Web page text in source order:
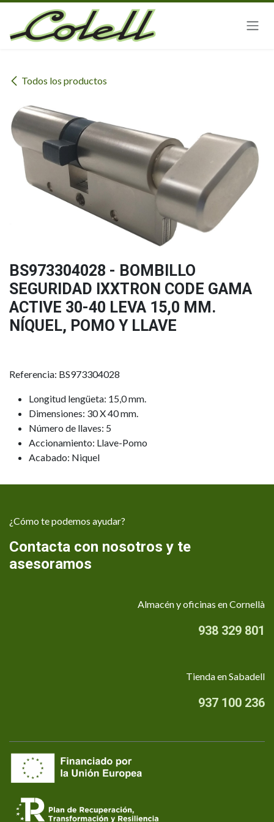
Ir al contenido
Todos los productos
BS973304028 - BOMBILLO
SEGURIDAD IXXTRON CODE GAMA
ACTIVE 30-40 LEVA 15,0 MM.
NÍQUEL, POMO Y LLAVE
Referencia: BS973304028
Longitud lengüeta: 15,0 mm.
Dimensiones: 30 X 40 mm.
Número de llaves: 5
Accionamiento: Llave-Pomo
Acabado: Niquel
¿Cómo te podemos ayudar?
Contacta con nosotros y te
asesoramos
Almacén y oficinas en Cornellà
938 329 801
Tienda en Sabadell
937 100 236